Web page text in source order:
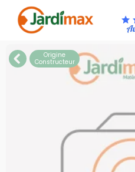
Origine
Constructeur
Panneau de gestion des cookies